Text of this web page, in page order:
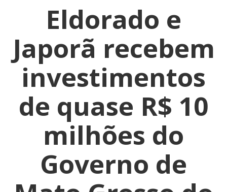
Eldorado e
Japorã recebem
investimentos
de quase R$ 10
milhões do
Governo de